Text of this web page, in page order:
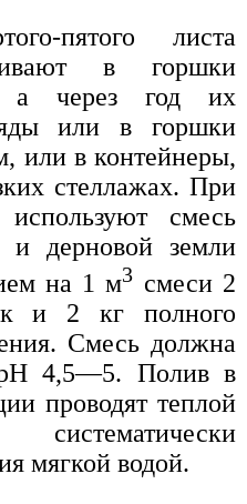
пятого листа
в горшки
а через год их
или в горшки
или в контейнеры,
стеллажах. При
смесь
и дерновой земли
на 1 м3 смеси 2
и 2 кг полного
Смесь должна
4,5—5. Полив в
проводят теплой
мягкой водой.